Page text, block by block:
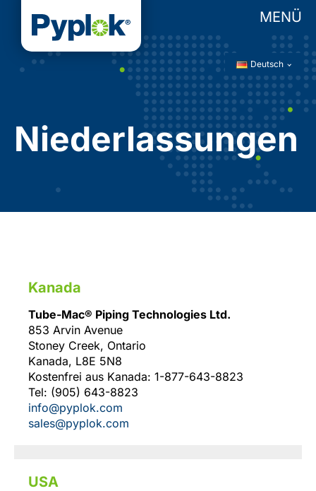
Deutsch
Niederlassungen
Kanada
Tube-Mac® Piping Technologies Ltd.
853 Arvin Avenue
Stoney Creek, Ontario
Kanada, L8E 5N8
Kostenfrei aus Kanada: 1-877-643-8823
Tel: (905) 643-8823
info@pyplok.com
sales@pyplok.com
USA
MENÜ